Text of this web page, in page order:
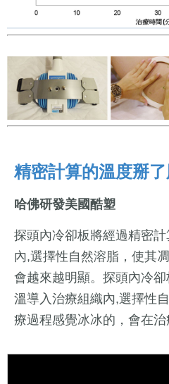
精密計算的溫度掰
哈佛研發美國酷塑
探頭內冷卻板將經過精密
內,選擇性自然溶脂，使其
會越來越明顯。探頭內冷
溫導入治療組織內,選擇性
療過程感覺冰冰的，會在治